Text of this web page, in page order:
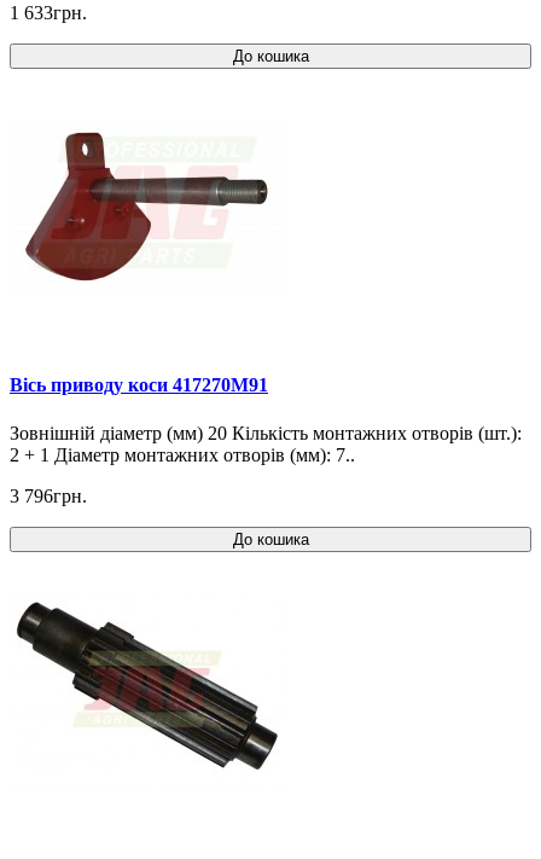
1 633грн.
До кошика
Вісь приводу коси 417270M91
Зовнішній діаметр (мм) 20 Кількість монтажних отворів (шт.):
2 + 1 Діаметр монтажних отворів (мм): 7..
3 796грн.
До кошика